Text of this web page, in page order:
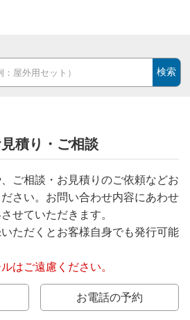
検索
積り・ご相談
ご相談・お見積りのご依頼などお
さい。お問い合わせ内容にあわせ
せていただきます。
ただくとお客様自身でも発行可能
はご遠慮ください。
お電話の予約